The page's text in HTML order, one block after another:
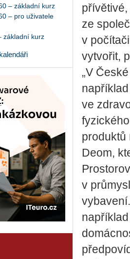
– základní kurz
– pro uživatele
základní kurz
ze
v
vytvořit,
„V
ve
produktů
Deom,
v